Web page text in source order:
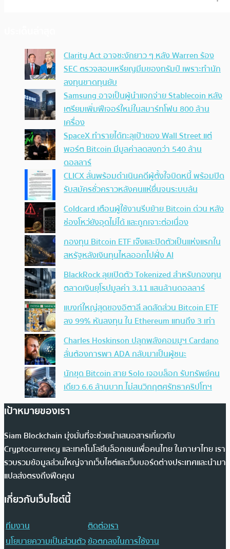
Clarity Act อาจชะงักยาว ๆ หลัง Warren ร้อง
SEC ตรวจสอบเหรียญมีมของทรัมป์ เพราะทำนัก
ลงทุนขาดทุนยับ
Samsung อาจเป็นผู้นำแจกจ่าย Stablecoin หลัง
เตรียมเพิ่มฟีเจอร์ใหม่ในสมาร์ทโฟน 800 ล้าน
เครื่อง
SpaceX ทำรายได้ทะลุเป้าของ Wall Street แต่
พอร์ต Bitcoin มีมูลค่าลดลงกว่า 540 ล้าน
ดอลลาร์
CLICX ลั่นพร้อมดำเนินคดีผู้ตั้งใจบิดหนี้ พร้อมปิด
รับสมัครชั่วคราวหลังคนแห่ยื่นจนระบบล้น
Coldcard เตือนผู้ใช้งานรีบย้าย Bitcoin ด่วน หลัง
ช่องโหว่ยังอุดไม่ได้ และถูกเจาะต่อเนื่อง
กองทุน Bitcoin ETF เจ๊งและปิดตัวเป็นแห่งแรกใน
สหรัฐหลังเงินทุนไหลออกไปฝั่ง AI
BlackRock ลุยเปิดตัว Tokenized สำหรับกองทุน
ตลาดเงินยุโรปมูลค่า 3.11 แสนล้านดอลลาร์
แบงก์ใหญ่สุดของอิตาลี ลดสัดส่วน Bitcoin ETF
ลง 99% หันลงทุน ใน Ethereum แทนถึง 3 เท่า
Charles Hoskinson ปลุกพลังคอมมูฯ Cardano
ลั่นต้องการพา ADA กลับมาเป็นผู้ชนะ
นักขุด Bitcoin สาย Solo เจอบล็อก รับทรัพย์คน
เดียว 6.6 ล้านบาท ไม่สนวิกฤตศรัทธาคริปโทฯ
เป้าหมายของเรา
Siam Blockchain มุ่งมั่นที่จะช่วยนำเสนอสารเกี่ยวกับ
Cryptocurrency และเทคโนโลยีบล็อกเชนเพื่อคนไทย ในภาษาไทย เรา
รวบรวมข้อมูลส่วนใหญ่จากเว็บไซต์และเว็บบอร์ดต่างประเทศและนำมา
แปลส่งตรงถึงฟีดคุณ
เกี่ยวกับเว็บไซต์นี้
ทีมงาน
ติดต่อเรา
นโยบายความเป็นส่วนตัวข้อตกลงในการใช้งาน